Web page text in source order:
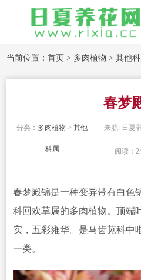
当前位置：首页 > 多肉植物 >其他
春梦
分类： 多肉植物 >其他
科属
来源: 日夏
阅读：
春梦殿锦是一种变异带有白色
科回欢草属的多肉植物。顶端
实，五彩雍华。是马齿苋科中
一类。